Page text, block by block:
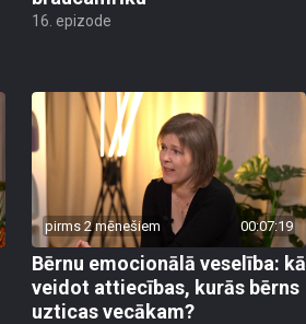
16. epizode
pirms 2 mēnešiem 00:07:19
Bērnu emocionālā veselība: kā
veidot attiecības, kurās bērns
uzticas vecākam?